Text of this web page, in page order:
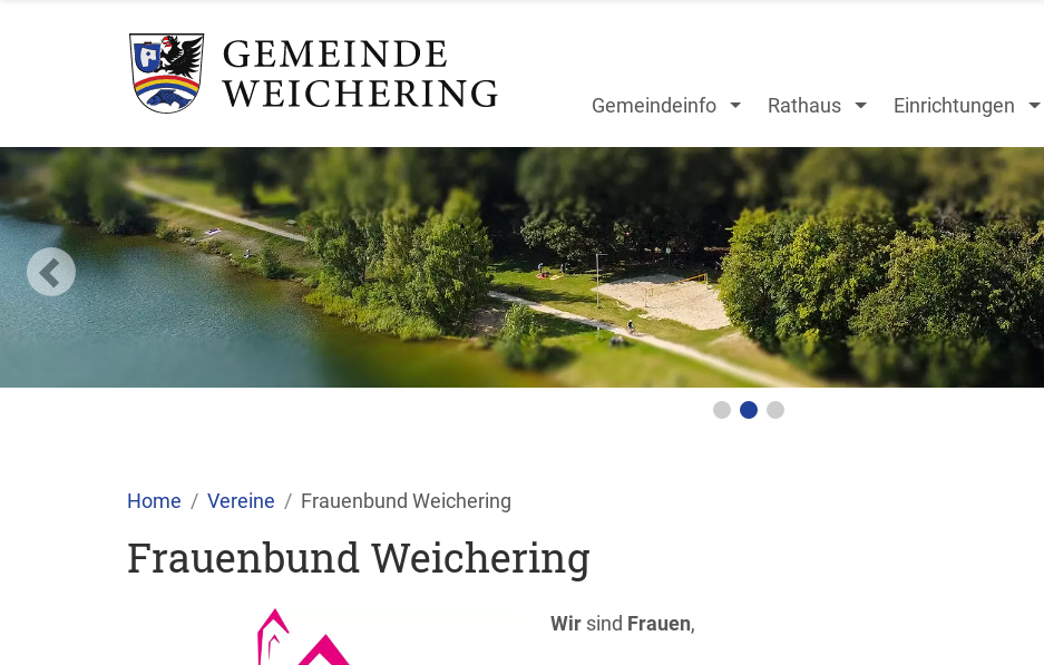
Gemeindeinfo Rathaus Einrichtungen
Home Vereine Frauenbund Weichering
Frauenbund Weichering
Wir sind Frauen,